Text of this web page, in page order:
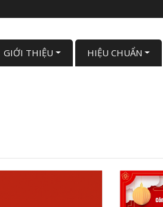
GIỚI THIỆU HIỆU CHUẨN